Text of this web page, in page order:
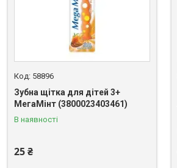
58896
Зубна щітка для дітей 3+
МегаМінт (3800023403461)
В наявності
25 ₴